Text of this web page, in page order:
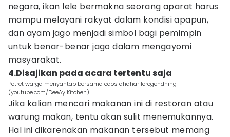
negara, ikan lele bermakna seorang aparat harus
mampu melayani rakyat dalam kondisi apapun,
dan ayam jago menjadi simbol bagi pemimpin
untuk benar-benar jago dalam mengayomi
masyarakat.
4.Disajikan pada acara tertentu saja
Potret warga menyantap bersama caos dhahar lorogendhing
(youtube.com/DeeAy Kitchen)
Jika kalian mencari makanan ini di restoran atau
warung makan, tentu akan sulit menemukannya.
Hal ini dikarenakan makanan tersebut memang